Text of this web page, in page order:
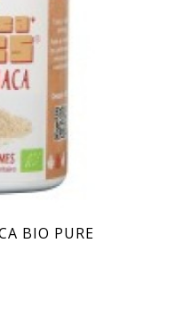
BIO PURE